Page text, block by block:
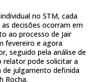
no STM, cada
decisões ocorram em
ao processo de Jair
fevereiro e agora
seguido pela análise de
relator pode solicitar a
de julgamento definida
Rocha.